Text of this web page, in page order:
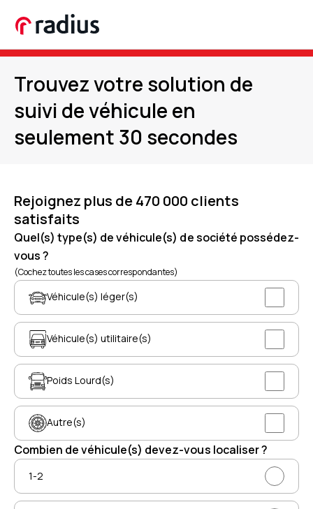
Trouvez votre solution de
suivi de véhicule en
seulement 30 secondes
Rejoignez plus de 470 000 clients
satisfaits
Quel(s) type(s) de véhicule(s) de société possédez-
vous ?
(Cochez toutes les cases correspondantes)
Véhicule(s) léger(s)
Véhicule(s) utilitaire(s)
Poids Lourd(s)
Autre(s)
Combien de véhicule(s) devez-vous localiser ?
1-2